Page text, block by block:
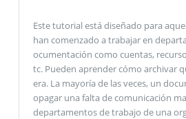
Este tutorial está diseñado para
han comenzado a trabajar en
ocumentación como cuentas,
tc. Pueden aprender cómo archivar
era. La mayoría de las veces, un
opagar una falta de comunicación
departamentos de trabajo de una